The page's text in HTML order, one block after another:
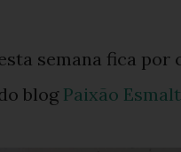
semana fica por
blogPaixão